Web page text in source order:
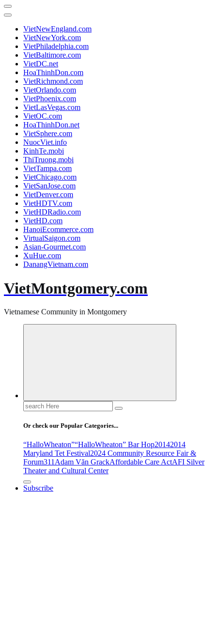
VietNewEngland.com
VietNewYork.com
VietPhiladelphia.com
VietBaltimore.com
VietDC.net
HoaThinhDon.com
VietRichmond.com
VietOrlando.com
VietPhoenix.com
VietLasVegas.com
VietOC.com
HoaThinhDon.net
VietSphere.com
NuocViet.info
KinhTe.mobi
ThiTruong.mobi
VietTampa.com
VietChicago.com
VietSanJose.com
VietDenver.com
VietHDTV.com
VietHDRadio.com
VietHD.com
HanoiEcommerce.com
VirtualSaigon.com
Asian-Gourmet.com
XuHue.com
DanangVietnam.com
VietMontgomery.com
Vietnamese Community in Montgomery
Search
for:
Or check our Popular Categories...
“HalloWheaton”“HalloWheaton” Bar Hop20142014
Maryland Tet Festival2024 Community Resource Fair &
Forum311Adam Văn GrackAffordable Care ActAFI Silver
Theater and Cultural Center
Subscribe